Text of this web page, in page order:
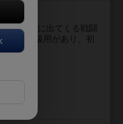
ト3までに出てくる戦闘
用と上級用があり、初
の...